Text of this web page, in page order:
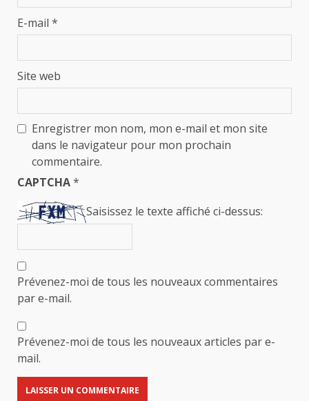
E-mail *
Site web
Enregistrer mon nom, mon e-mail et mon site
dans le navigateur pour mon prochain
commentaire.
CAPTCHA*
Saisissez le texte affiché ci-dessus:
Prévenez-moi de tous les nouveaux commentaires
par e-mail.
Prévenez-moi de tous les nouveaux articles par e-
mail.